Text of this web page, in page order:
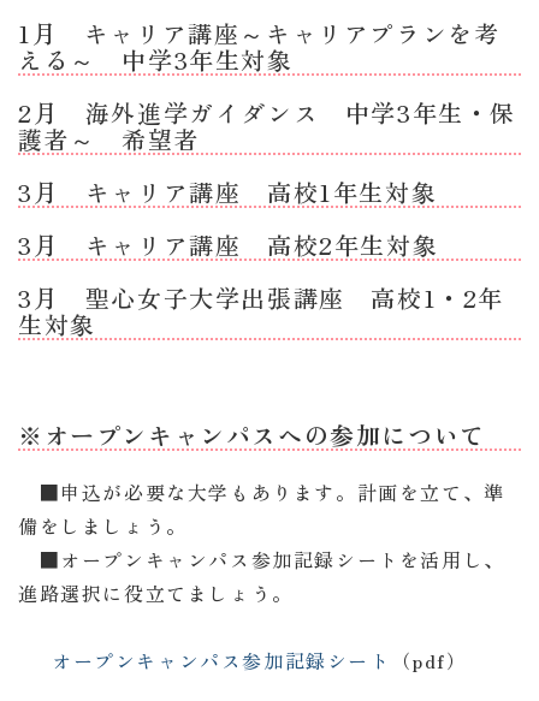
1月 キャリア講座～キャリアプランを考
える～ 中学3年生対象
2月 海外進学ガイダンス 中学3年生・保
護者～ 希望者
3月 キャリア講座 高校1年生対象
3月 キャリア講座 高校2年生対象
3月 聖心女子大学出張講座 高校1・2年
生対象
※オープンキャンパスへの参加について
■申込が必要な大学もあります。計画を立て、準
備をしましょう。
■オープンキャンパス参加記録シートを活用し、
進路選択に役立てましょう。
オープンキャンパス参加記録シート （pdf）